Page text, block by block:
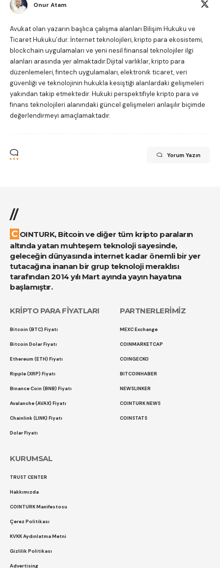
Onur Atam
Avukat olan yazarın başlıca çalışma alanları Bilişim Hukuku ve
Ticaret Hukuku’dur. İnternet teknolojileri, kripto para ekosistemi,
blockchain uygulamaları ve yeni nesil finansal teknolojiler ilgi
alanları arasında yer almaktadır.Dijital varlıklar, kripto para
düzenlemeleri, fintech uygulamaları, elektronik ticaret, veri
güvenliği ve teknolojinin hukukla kesiştiği alanlardaki gelişmeleri
yakından takip etmektedir. Hukuki perspektifiyle kripto para ve
finans teknolojileri alanındaki güncel gelişmeleri anlaşılır biçimde
değerlendirmeyi amaçlamaktadır.
Yorum Yazın
//
COINTURK, Bitcoin ve diğer tüm kripto paraların
altında yatan muhteşem teknoloji sayesinde,
geleceğin dünyasında internet kadar önemli bir yer
tutacağına inanan bir grup teknoloji meraklısı
tarafından 2014 yılı Mart ayında yayın hayatına
başlamıştır.
KRİPTO PARA FİYATLARI
Bitcoin (BTC) Fiyatı
Bitcoin Dolar Fiyatı
Ethereum (ETH) Fiyatı
Ripple (XRP) Fiyatı
Binance Coin (BNB) Fiyatı
Avalanche (AVAX) Fiyatı
Chainlink (LINK) Fiyatı
Dolar Fiyatı
PARTNERLERİMİZ
MEXC Exchange
COINMARKETCAP
COINGECKO
BITCOINHABER
NEWSLINKER
COINTURK NEWS
COINSTATS
KURUMSAL
TRUST CENTER
Hakkımızda
COINTURK Manifestosu
Çerez Politikası
KVKK Aydınlatma Metni
Gizlilik Politikası
Advertising